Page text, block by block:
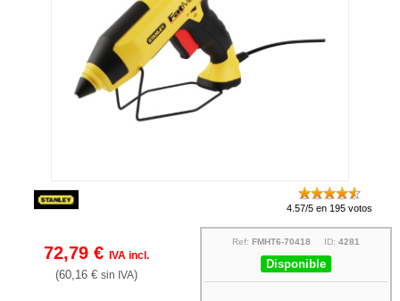
4.57/5 en 195 votos
72,79 € IVA incl.
(60,16 € sin IVA)
Ref: FMHT6-70418 ID: 4281
Disponible